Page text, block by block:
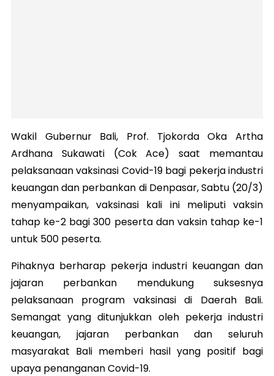
Wakil Gubernur Bali, Prof. Tjokorda Oka Artha
Ardhana Sukawati (Cok Ace) saat memantau
pelaksanaan vaksinasi Covid-19 bagi pekerja industri
keuangan dan perbankan di Denpasar, Sabtu (20/3)
menyampaikan, vaksinasi kali ini meliputi vaksin
tahap ke-2 bagi 300 peserta dan vaksin tahap ke-1
untuk 500 peserta.
Pihaknya berharap pekerja industri keuangan dan
jajaran perbankan mendukung suksesnya
pelaksanaan program vaksinasi di Daerah Bali.
Semangat yang ditunjukkan oleh pekerja industri
keuangan, jajaran perbankan dan seluruh
masyarakat Bali memberi hasil yang positif bagi
upaya penanganan Covid-19.